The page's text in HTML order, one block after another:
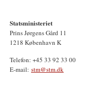
Statsministeriet
Prins Jørgens Gård 11
1218 København K
Telefon: +45 33 92 33 00
E-mail: stm@stm.dk